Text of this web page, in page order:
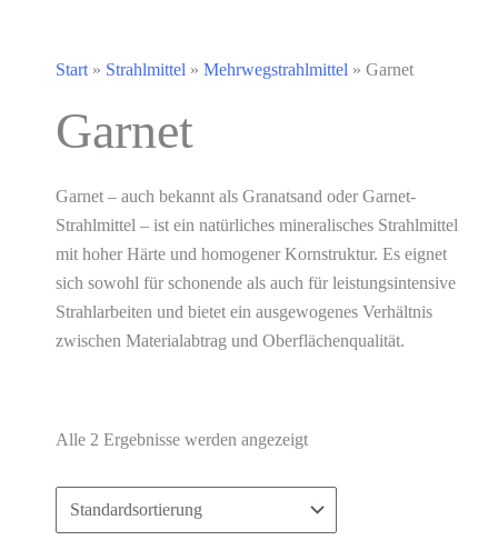
Start » Strahlmittel » Mehrwegstrahlmittel » Garnet
Garnet
Garnet – auch bekannt als Granatsand oder Garnet-
Strahlmittel – ist ein natürliches mineralisches Strahlmittel
mit hoher Härte und homogener Kornstruktur. Es eignet
sich sowohl für schonende als auch für leistungsintensive
Strahlarbeiten und bietet ein ausgewogenes Verhältnis
zwischen Materialabtrag und Oberflächenqualität.
Alle 2 Ergebnisse werden angezeigt